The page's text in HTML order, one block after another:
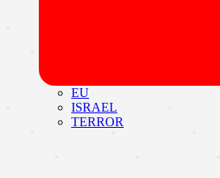
EU
ISRAEL
TERROR